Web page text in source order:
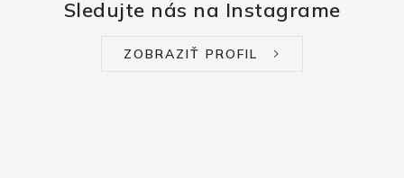
Sledujte nás na Instagrame
ZOBRAZIŤ PROFIL